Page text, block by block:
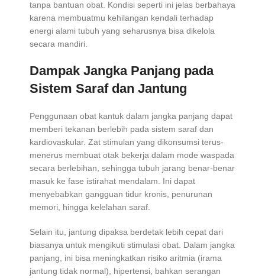
tanpa bantuan obat. Kondisi seperti ini jelas berbahaya
karena membuatmu kehilangan kendali terhadap
energi alami tubuh yang seharusnya bisa dikelola
secara mandiri.
Dampak Jangka Panjang pada
Sistem Saraf dan Jantung
Penggunaan obat kantuk dalam jangka panjang dapat
memberi tekanan berlebih pada sistem saraf dan
kardiovaskular. Zat stimulan yang dikonsumsi terus-
menerus membuat otak bekerja dalam mode waspada
secara berlebihan, sehingga tubuh jarang benar-benar
masuk ke fase istirahat mendalam. Ini dapat
menyebabkan gangguan tidur kronis, penurunan
memori, hingga kelelahan saraf.
Selain itu, jantung dipaksa berdetak lebih cepat dari
biasanya untuk mengikuti stimulasi obat. Dalam jangka
panjang, ini bisa meningkatkan risiko aritmia (irama
jantung tidak normal), hipertensi, bahkan serangan